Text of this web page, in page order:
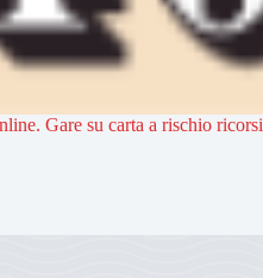
Gare su carta a rischio ricorsi